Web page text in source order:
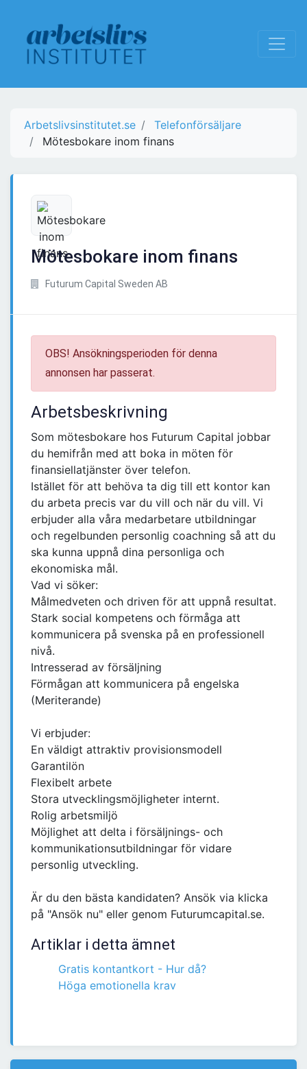
Arbetslivsinstitutet.se
Telefonförsäljare
Mötesbokare inom finans
Mötesbokare inom finans
Futurum Capital Sweden AB
OBS! Ansökningsperioden för denna
annonsen har passerat.
Arbetsbeskrivning
Som mötesbokare hos Futurum Capital jobbar
du hemifrån med att boka in möten för
finansiellatjänster över telefon.
Istället för att behöva ta dig till ett kontor kan
du arbeta precis var du vill och när du vill. Vi
erbjuder alla våra medarbetare utbildningar
och regelbunden personlig coachning så att du
ska kunna uppnå dina personliga och
ekonomiska mål.
Vad vi söker:
Målmedveten och driven för att uppnå resultat.
Stark social kompetens och förmåga att
kommunicera på svenska på en professionell
nivå.
Intresserad av försäljning
Förmågan att kommunicera på engelska
(Meriterande)
Vi erbjuder:
En väldigt attraktiv provisionsmodell
Garantilön
Flexibelt arbete
Stora utvecklingsmöjligheter internt.
Rolig arbetsmiljö
Möjlighet att delta i försäljnings- och
kommunikationsutbildningar för vidare
personlig utveckling.
Är du den bästa kandidaten? Ansök via klicka
på "Ansök nu" eller genom Futurumcapital.se.
Artiklar i detta ämnet
Gratis kontantkort - Hur då?
Höga emotionella krav